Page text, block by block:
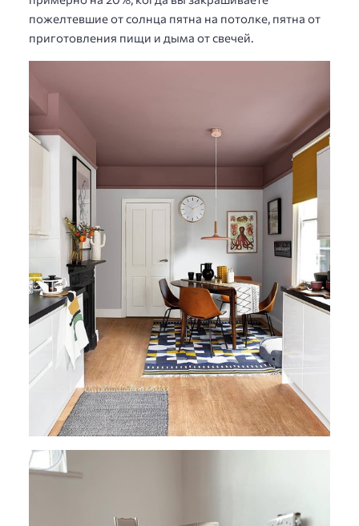
пожелтевшие от солнца пятна на потолке, пятна от
приготовления пищи и дыма от свечей.